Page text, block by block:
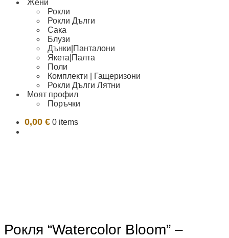
Жени
Рокли
Рокли Дълги
Сака
Блузи
Дънки|Панталони
Якета|Палта
Поли
Комплекти | Гащеризони
Рокли Дълги Лятни
Моят профил
Поръчки
0,00 € 0 items
Рокля “Watercolor Bloom” –